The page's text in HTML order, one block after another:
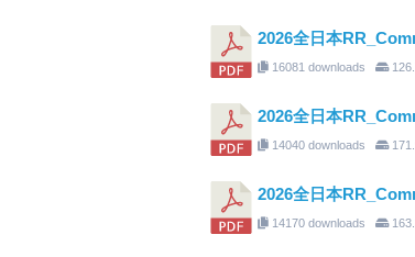
2026全日本
16081 downloads
2026全日本
14040 downloads
2026全日本
14170 downloads